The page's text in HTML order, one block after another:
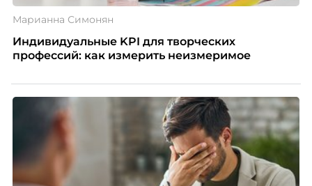
Марианна Симонян
Индивидуальные KPI для творческих
профессий: как измерить неизмеримое